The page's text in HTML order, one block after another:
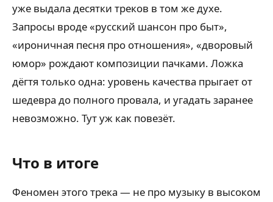
уже выдала десятки треков в том же духе.
Запросы вроде «русский шансон про быт»,
«ироничная песня про отношения», «дворовый
юмор» рождают композиции пачками. Ложка
дёгтя только одна: уровень качества прыгает от
шедевра до полного провала, и угадать заранее
невозможно. Тут уж как повезёт.
Что в итоге
Феномен этого трека — не про музыку в высоком